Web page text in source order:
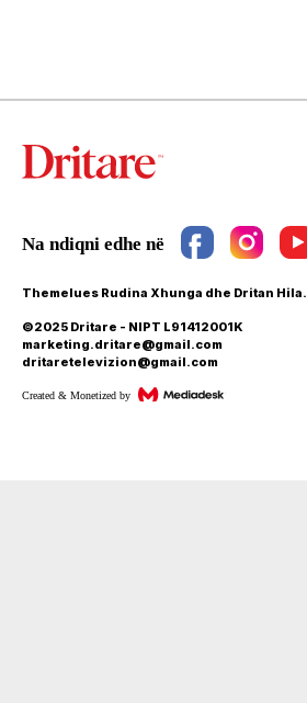
Themelues Rudina Xhunga dhe Dritan Hila.
©2025 Dritare - NIPT L91412001K
marketing.dritare@gmail.com
dritaretelevizion@gmail.com
Created & Monetized by